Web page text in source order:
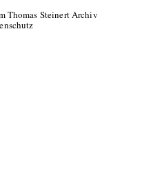
Thomas Steinert Archiv